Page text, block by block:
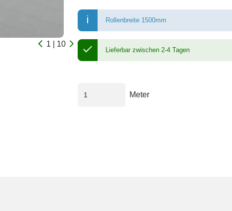
1 | 10
Rollenbreite 1500mm
Lieferbar zwischen 2-4 Tagen
Meter